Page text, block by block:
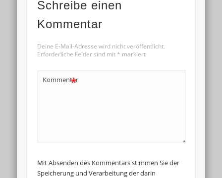
Schreibe einen
Kommentar
Deine E-Mail-Adresse wird nicht veröffentlicht.
Erforderliche Felder sind mit * markiert
Kommentar
*
Mit Absenden des Kommentars stimmen Sie der
Speicherung und Verarbeitung der darin